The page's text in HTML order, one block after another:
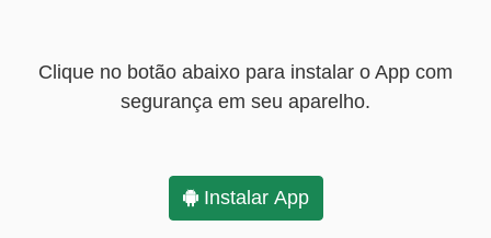
Clique no botão abaixo para instalar o App com
segurança em seu aparelho.
Instalar App